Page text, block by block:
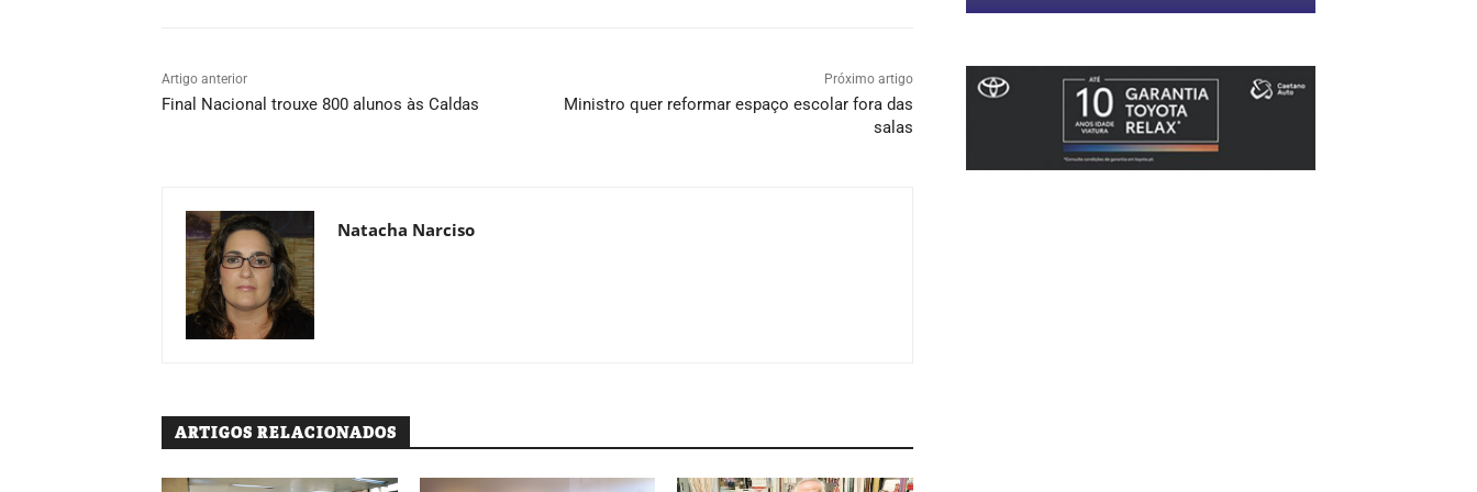
Artigo anterior
Final Nacional trouxe 800 alunos às Caldas
Próximo artigo
Ministro quer reformar espaço escolar fora das
salas
Natacha Narciso
ARTIGOS RELACIONADOS